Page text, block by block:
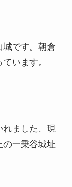
城です。朝倉
います。
れました。現
の一乗谷城址